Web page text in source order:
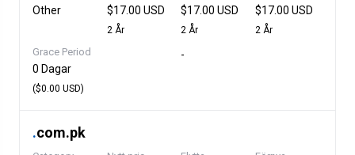
Other $17.00 USD
2 År
$17.00 USD
2 År
$17.00 USD
2 År
Grace Period
0 Dagar
($0.00 USD)
-
.com.pk